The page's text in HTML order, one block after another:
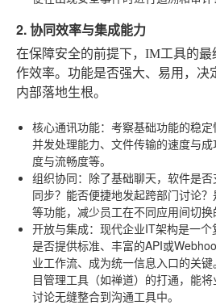
2. 协同效率与集成能力
在保障安全的前提下，IM工具的
作效率。功能是否强大、易用，决
内部落地生根。
核心通讯功能：考察基础功能的稳
并发处理能力、文件传输的速度与
度与流畅度等。
组织协同：除了基础聊天，软件是
同步？能否便捷地发起跨部门讨论
等功能，减少员工在不同应用间切换
开放与集成：现代企业IT架构是一
是否提供标准、丰富的API或
业工作流、成为统一信息入口的关
目管理工具（如禅道）的打通，能将
讨论无缝整合到沟通工具中。